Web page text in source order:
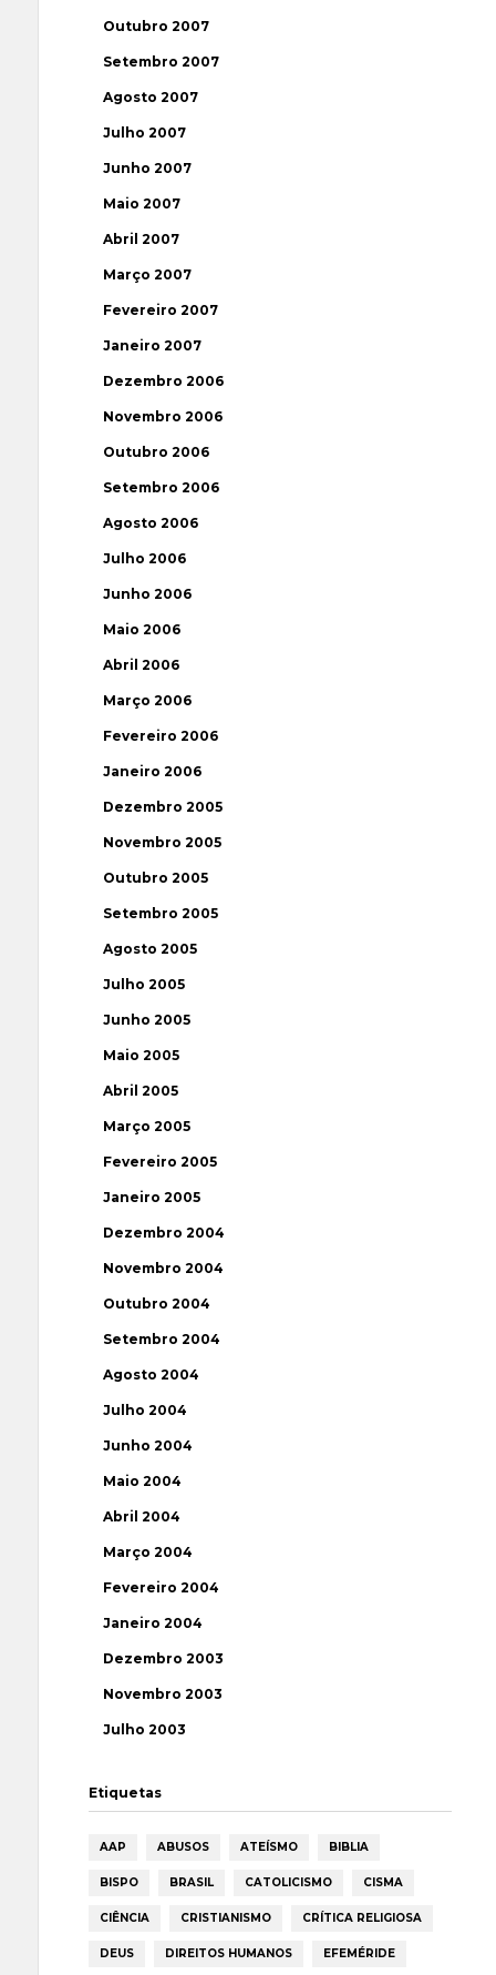
Outubro 2007
Setembro 2007
Agosto 2007
Julho 2007
Junho 2007
Maio 2007
Abril 2007
Março 2007
Fevereiro 2007
Janeiro 2007
Dezembro 2006
Novembro 2006
Outubro 2006
Setembro 2006
Agosto 2006
Julho 2006
Junho 2006
Maio 2006
Abril 2006
Março 2006
Fevereiro 2006
Janeiro 2006
Dezembro 2005
Novembro 2005
Outubro 2005
Setembro 2005
Agosto 2005
Julho 2005
Junho 2005
Maio 2005
Abril 2005
Março 2005
Fevereiro 2005
Janeiro 2005
Dezembro 2004
Novembro 2004
Outubro 2004
Setembro 2004
Agosto 2004
Julho 2004
Junho 2004
Maio 2004
Abril 2004
Março 2004
Fevereiro 2004
Janeiro 2004
Dezembro 2003
Novembro 2003
Julho 2003
Etiquetas
AAP ABUSOS ATEÍSMO BIBLIA
BISPO BRASIL CATOLICISMO CISMA
CIÊNCIA CRISTIANISMO CRÍTICA RELIGIOSA
DEUS DIREITOS HUMANOS EFEMÉRIDE